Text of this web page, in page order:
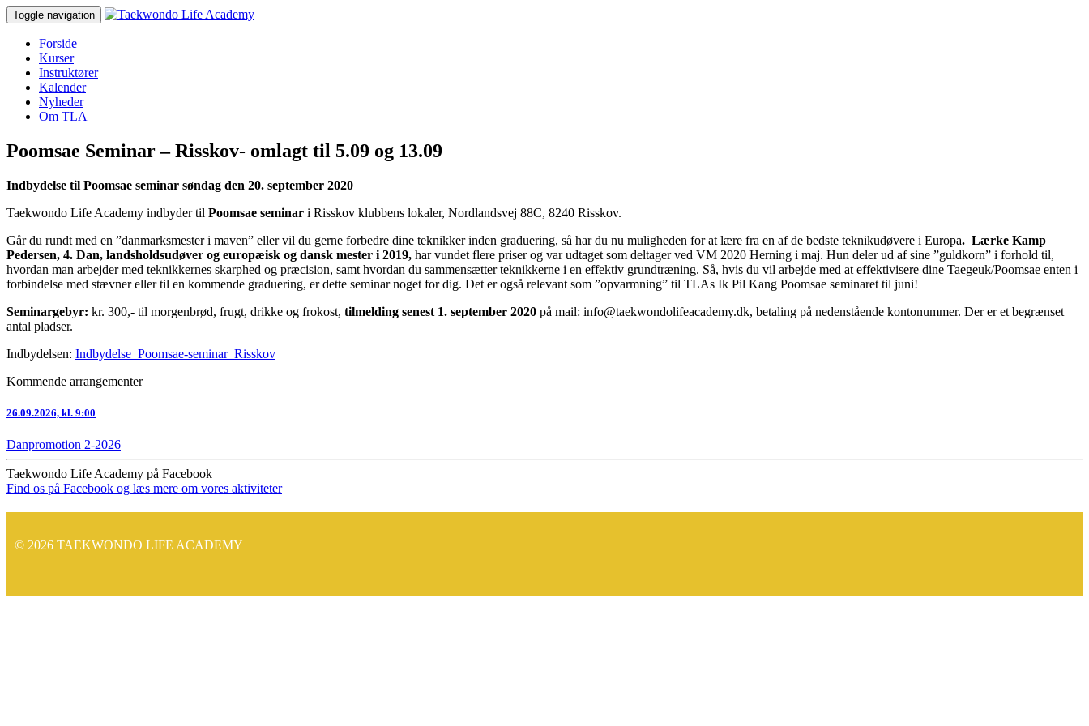
Toggle navigation
Forside
Kurser
Instruktører
Kalender
Nyheder
Om TLA
Poomsae Seminar – Risskov- omlagt til 5.09 og 13.09
Indbydelse til Poomsae seminar søndag den 20. september 2020
Taekwondo Life Academy indbyder til Poomsae seminar i Risskov klubbens lokaler, Nordlandsvej 88C, 8240 Risskov.
Går du rundt med en ”danmarksmester i maven” eller vil du gerne forbedre dine teknikker inden graduering, så har du nu muligheden for at lære fra en af de bedste teknikudøvere i Europa. Lærke Kamp
Pedersen, 4. Dan, landsholdsudøver og europæisk og dansk mester i 2019, har vundet flere priser og var udtaget som deltager ved VM 2020 Herning i maj. Hun deler ud af sine ”guldkorn” i forhold til,
hvordan man arbejder med teknikkernes skarphed og præcision, samt hvordan du sammensætter teknikkerne i en effektiv grundtræning. Så, hvis du vil arbejde med at effektivisere dine Taegeuk/Poomsae enten i
forbindelse med stævner eller til en kommende graduering, er dette seminar noget for dig. Det er også relevant som ”opvarmning” til TLAs Ik Pil Kang Poomsae seminaret til juni!
Seminargebyr: kr. 300,- til morgenbrød, frugt, drikke og frokost, tilmelding senest 1. september 2020 på mail: info@taekwondolifeacademy.dk, betaling på nedenstående kontonummer. Der er et begrænset
antal pladser.
Indbydelsen: Indbydelse_Poomsae-seminar_Risskov
Kommende arrangementer
26.09.2026, kl. 9:00
Danpromotion 2-2026
Taekwondo Life Academy på Facebook
Find os på Facebook og læs mere om vores aktiviteter
© 2026 TAEKWONDO LIFE ACADEMY